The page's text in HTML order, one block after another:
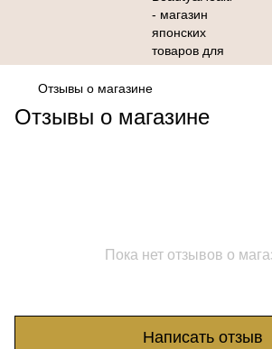
Отзывы о магазине
Отзывы о магазине
Пока нет отзывов о
Написать отзыв